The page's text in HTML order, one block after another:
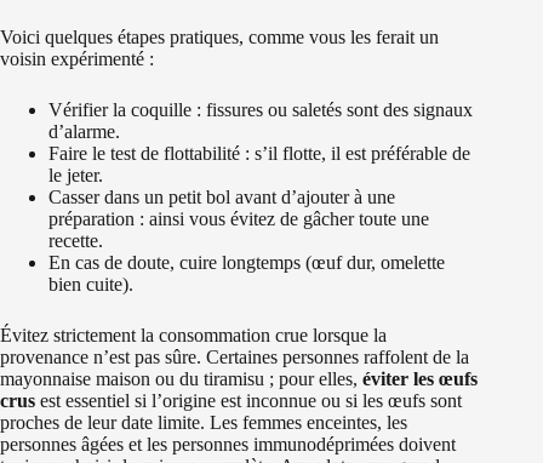
Voici quelques étapes pratiques, comme vous les ferait un
voisin expérimenté :
Vérifier la coquille : fissures ou saletés sont des signaux
d’alarme.
Faire le test de flottabilité : s’il flotte, il est préférable de
le jeter.
Casser dans un petit bol avant d’ajouter à une
préparation : ainsi vous évitez de gâcher toute une
recette.
En cas de doute, cuire longtemps (œuf dur, omelette
bien cuite).
Évitez strictement la consommation crue lorsque la
provenance n’est pas sûre. Certaines personnes raffolent de la
mayonnaise maison ou du tiramisu ; pour elles, éviter les œufs
crus est essentiel si l’origine est inconnue ou si les œufs sont
proches de leur date limite. Les femmes enceintes, les
personnes âgées et les personnes immunodéprimées doivent